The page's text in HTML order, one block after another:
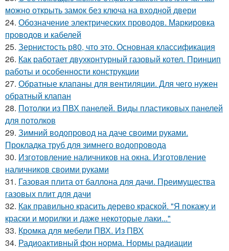
можно открыть замок без ключа на входной двери
24. Обозначение электрических проводов. Маркировка
проводов и кабелей
25. Зернистость р80, что это. Основная классификация
26. Как работает двухконтурный газовый котел. Принцип
работы и особенности конструкции
27. Обратные клапаны для вентиляции. Для чего нужен
обратный клапан
28. Потолки из ПВХ панелей. Виды пластиковых панелей
для потолков
29. Зимний водопровод на даче своими руками.
Прокладка труб для зимнего водопровода
30. Изготовление наличников на окна. Изготовление
наличников своими руками
31. Газовая плита от баллона для дачи. Преимущества
газовых плит для дачи
32. Как правильно красить дерево краской. "Я покажу и
краски и морилки и даже некоторые лаки..."
33. Кромка для мебели ПВХ. Из ПВХ
34. Радиоактивный фон норма. Нормы радиации